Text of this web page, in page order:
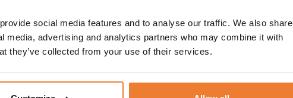
social media features and to analyse our traffic. We also share
media, advertising and analytics partners who may combine it with
they’ve collected from your use of their services.
MÅTT: L 16 cm
SERIE: Opera